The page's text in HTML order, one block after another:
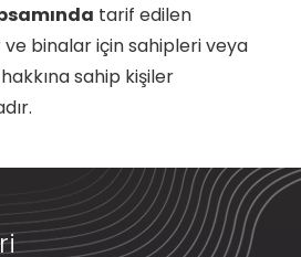
tarif edilen
ve binalar için sahipleri veya
sahip kişiler